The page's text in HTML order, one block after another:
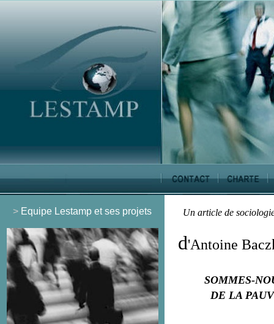
> Equipe Lestamp et ses projets Un article de
d'Antoine
SOMMES-
DE LA